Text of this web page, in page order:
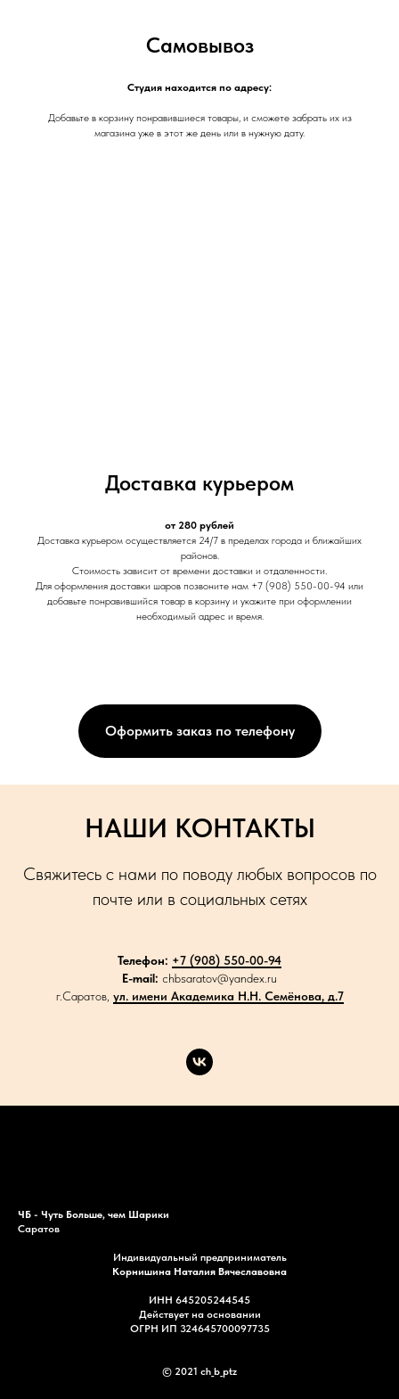
Самовывоз
Студия находится по адресу:
Добавьте в корзину понравившиеся товары, и сможете забрать их из
магазина уже в этот же день или в нужную дату.
Доставка курьером
от 280 рублей
Доставка курьером осуществляется 24/7 в пределах города и ближайших
районов.
Стоимость зависит от времени доставки и отдаленности.
Для оформления доставки шаров позвоните нам +7 (908) 550-00-94 или
добавьте понравившийся товар в корзину и укажите при оформлении
необходимый адрес и время.
Оформить заказ по телефону
НАШИ КОНТАКТЫ
Свяжитесь с нами по поводу любых вопросов по
почте или в социальных сетях
Телефон: +7 (908) 550-00-94
E-mail: chbsaratov@yandex.ru
г.Саратов, ул. имени Академика Н.Н. Семёнова, д.7
ЧБ - Чуть Больше, чем Шарики
Саратов
Индивидуальный предприниматель
Корнишина Наталия Вячеславовна
ИНН 645205244545
Действует на основании
ОГРН ИП 324645700097735
© 2021 ch_b_ptz